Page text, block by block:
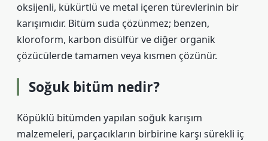
oksijenli, kükürtlü ve metal içeren türevlerinin bir
karışımıdır. Bitüm suda çözünmez; benzen,
kloroform, karbon disülfür ve diğer organik
çözücülerde tamamen veya kısmen çözünür.
Soğuk bitüm nedir?
Köpüklü bitümden yapılan soğuk karışım
malzemeleri, parçacıkların birbirine karşı sürekli iç